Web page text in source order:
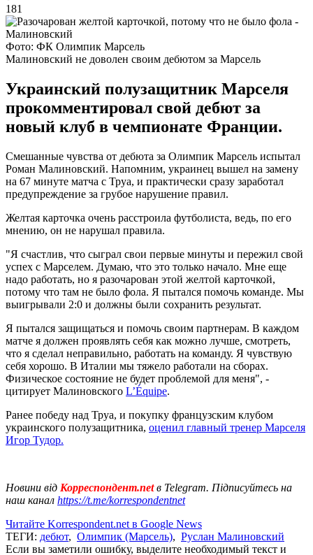
181
Фото: ФК Олимпик Марсель
Малиновский не доволен своим дебютом за Марсель
Украинский полузащитник Марселя
прокомментировал свой дебют за
новый клуб в чемпионате Франции.
Смешанные чувства от дебюта за Олимпик Марсель испытал
Роман Малиновский. Напомним, украинец вышел на замену
на 67 минуте матча с Труа, и практически сразу заработал
предупреждение за грубое нарушение правил.
Желтая карточка очень расстроила футболиста, ведь, по его
мнению, он не нарушал правила.
"Я счастлив, что сыграл свои первые минуты и пережил свой
успех с Марселем. Думаю, что это только начало. Мне еще
надо работать, но я разочарован этой желтой карточкой,
потому что там не было фола. Я пытался помочь команде. Мы
выигрывали 2:0 и должны были сохранить результат.
Я пытался защищаться и помочь своим партнерам. В каждом
матче я должен проявлять себя как можно лучше, смотреть,
что я сделал неправильно, работать на команду. Я чувствую
себя хорошо. В Италии мы тяжело работали на сборах.
Физическое состояние не будет проблемой для меня", -
цитирует Малиновского L’Équipe.
Ранее победу над Труа, и покупку французским клубом
украинского полузащитника, оценил главный тренер Марселя
Игор Тудор.
Новини від Корреспондент.netв Telegram. Підписуйтесь на
наш канал https://t.me/korrespondentnet
Читайте Korrespondent.net в Google News
ТЕГИ: дебют, Олимпик (Марсель), Руслан Малиновский
Если вы заметили ошибку, выделите необходимый текст и